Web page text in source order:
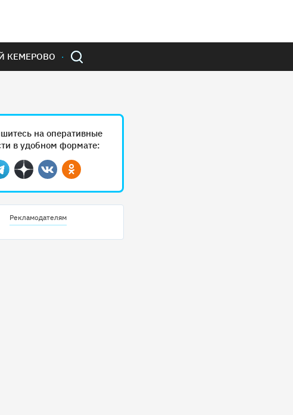
КЕМЕРОВО
на оперативные
в удобном формате:
ДзенВконтактеОдноклассники
Рекламодателям